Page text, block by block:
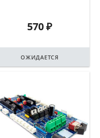
570₽
ОЖИДАЕТСЯ